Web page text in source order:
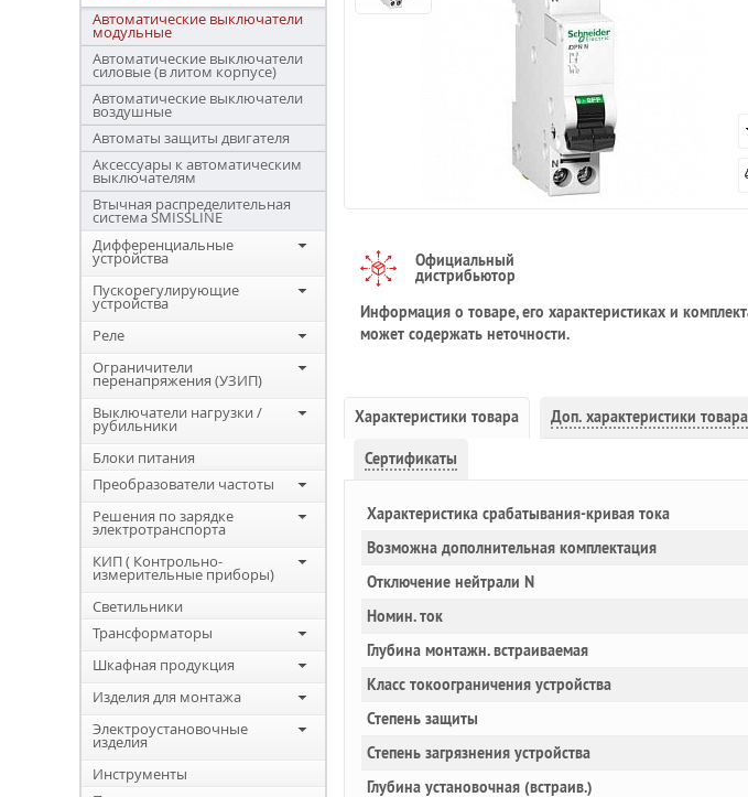
Автоматические выключатели
модульные
Автоматические выключатели
силовые (в литом корпусе)
Автоматические выключатели
воздушные
Автоматы защиты двигателя
Аксессуары к автоматическим
выключателям
Втычная распределительная
система SMISSLINE
Дифференциальные
устройства
Пускорегулирующие
устройства
Реле
Ограничители
перенапряжения (УЗИП)
Выключатели нагрузки /
рубильники
Блоки питания
Преобразователи частоты
Решения по зарядке
электротранспорта
КИП ( Контрольно-
измерительные приборы)
Светильники
Трансформаторы
Шкафная продукция
Изделия для монтажа
Электроустановочные
изделия
Инструменты
Официальный
дистрибьютор
Информация о товаре, его характеристиках и
может содержать неточности.
Характеристики товара Доп. характеристики товара
Сертификаты
Характеристика срабатывания-кривая тока
Возможна дополнительная комплектация
Отключение нейтрали N
Номин. ток
Глубина монтажн. встраиваемая
Класс токоограничения устройства
Степень защиты
Степень загрязнения устройства
Глубина установочная (встраив.)